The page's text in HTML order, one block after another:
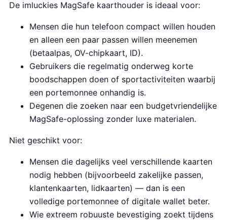
De imluckies MagSafe kaarthouder is ideaal voor:
Mensen die hun telefoon compact willen houden
en alleen een paar passen willen meenemen
(betaalpas, OV-chipkaart, ID).
Gebruikers die regelmatig onderweg korte
boodschappen doen of sportactiviteiten waarbij
een portemonnee onhandig is.
Degenen die zoeken naar een budgetvriendelijke
MagSafe-oplossing zonder luxe materialen.
Niet geschikt voor:
Mensen die dagelijks veel verschillende kaarten
nodig hebben (bijvoorbeeld zakelijke passen,
klantenkaarten, lidkaarten) — dan is een
volledige portemonnee of digitale wallet beter.
Wie extreem robuuste bevestiging zoekt tijdens